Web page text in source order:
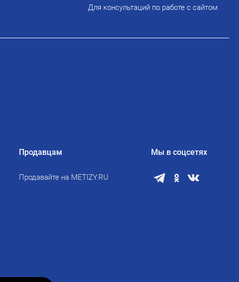
Для консультаций по работе с сайтом
Продавцам
Продавайте на METIZY.RU
Мы в соцсетях